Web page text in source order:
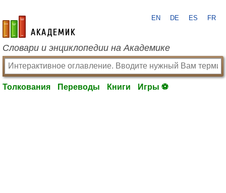
academic.ru
EN DE ES FR
Словари и энциклопедии на Академике
Толкования Переводы Книги Игры ⚽